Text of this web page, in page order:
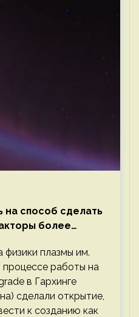
на способ сделать
более
физики плазмы им.
процессе работы на
в Гархинге
сделали открытие,
к созданию как